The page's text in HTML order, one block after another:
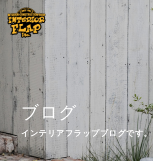
ブログ
インテリアフラップブログです。